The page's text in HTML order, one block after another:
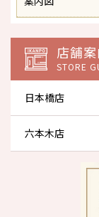
店舗
STORE
日本橋店
六本木店